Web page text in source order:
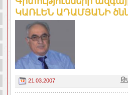
ԿԱՌԼԵՆ ԱԴԱՄՅԱՆԻ
21.03.2007